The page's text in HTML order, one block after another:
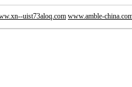
uist73aloq.com www.amble-